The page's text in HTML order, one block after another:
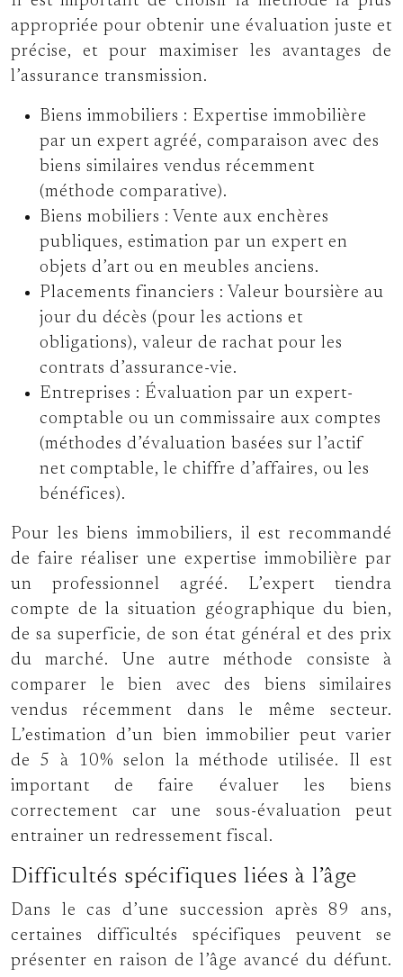
appropriée pour obtenir une évaluation juste et
précise, et pour maximiser les avantages de
l’assurance transmission.
Biens immobiliers : Expertise immobilière
par un expert agréé, comparaison avec des
biens similaires vendus récemment
(méthode comparative).
Biens mobiliers : Vente aux enchères
publiques, estimation par un expert en
objets d’art ou en meubles anciens.
Placements financiers : Valeur boursière au
jour du décès (pour les actions et
obligations), valeur de rachat pour les
contrats d’assurance-vie.
Entreprises : Évaluation par un expert-
comptable ou un commissaire aux comptes
(méthodes d’évaluation basées sur l’actif
net comptable, le chiffre d’affaires, ou les
bénéfices).
Pour les biens immobiliers, il est recommandé
de faire réaliser une expertise immobilière par
un professionnel agréé. L’expert tiendra
compte de la situation géographique du bien,
de sa superficie, de son état général et des prix
du marché. Une autre méthode consiste à
comparer le bien avec des biens similaires
vendus récemment dans le même secteur.
L’estimation d’un bien immobilier peut varier
de 5 à 10% selon la méthode utilisée. Il est
important de faire évaluer les biens
correctement car une sous-évaluation peut
entrainer un redressement fiscal.
Difficultés spécifiques liées à l’âge
Dans le cas d’une succession après 89 ans,
certaines difficultés spécifiques peuvent se
présenter en raison de l’âge avancé du défunt.